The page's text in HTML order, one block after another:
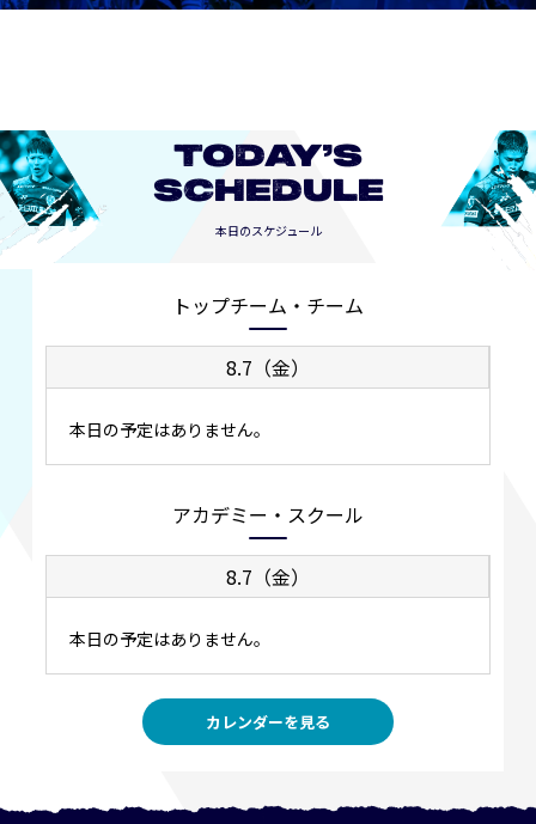
TODAY’S
SCHEDULE
本日のスケジュール
トップチーム・チーム
8.7（金）
本日の予定はありません。
アカデミー・スクール
8.7（金）
本日の予定はありません。
カレンダーを見る